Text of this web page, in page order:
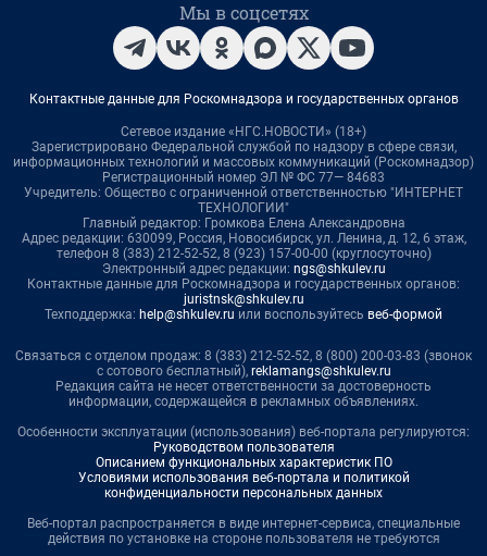
Мы в соцсетях
Контактные данные для Роскомнадзора и государственных органов
Сетевое издание «НГС.НОВОСТИ» (18+)
Зарегистрировано Федеральной службой по надзору в сфере связи,
информационных технологий и массовых коммуникаций (Роскомнадзор)
Регистрационный номер ЭЛ № ФС 77— 84683
Учредитель: Общество с ограниченной ответственностью "ИНТЕРНЕТ
ТЕХНОЛОГИИ"
Главный редактор: Громкова Елена Александровна
Адрес редакции: 630099, Россия, Новосибирск, ул. Ленина, д. 12, 6 этаж,
телефон 8 (383) 212-52-52, 8 (923) 157-00-00 (круглосуточно)
Электронный адрес редакции: ngs@shkulev.ru
Контактные данные для Роскомнадзора и государственных органов:
juristnsk@shkulev.ru
Техподдержка: help@shkulev.ru или воспользуйтесь веб-формой
Связаться с отделом продаж: 8 (383) 212-52-52, 8 (800) 200-03-83 (звонок
с сотового бесплатный), reklamangs@shkulev.ru
Редакция сайта не несет ответственности за достоверность
информации, содержащейся в рекламных объявлениях.
Особенности эксплуатации (использования) веб-портала регулируются:
Руководством пользователя
Описанием функциональных характеристик ПО
Условиями использования веб-портала и политикой
конфиденциальности персональных данных
Веб-портал распространяется в виде интернет-сервиса, специальные
действия по установке на стороне пользователя не требуются